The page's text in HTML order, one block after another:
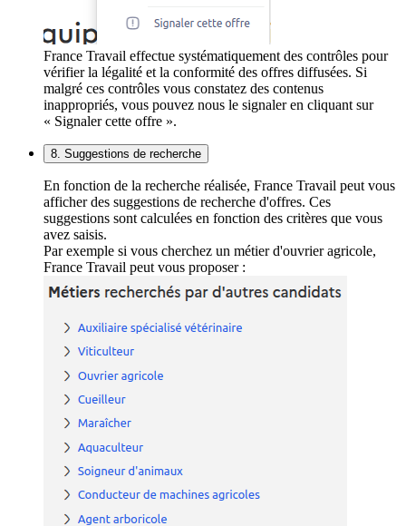
France Travail effectue systématiquement des contrôles pour
vérifier la légalité et la conformité des offres diffusées. Si
malgré ces contrôles vous constatez des contenus
inappropriés, vous pouvez nous le signaler en cliquant sur
« Signaler cette offre ».
8. Suggestions de recherche
En fonction de la recherche réalisée, France Travail peut vous
afficher des suggestions de recherche d'offres. Ces
suggestions sont calculées en fonction des critères que vous
avez saisis.
Par exemple si vous cherchez un métier d'ouvrier agricole,
France Travail peut vous proposer :